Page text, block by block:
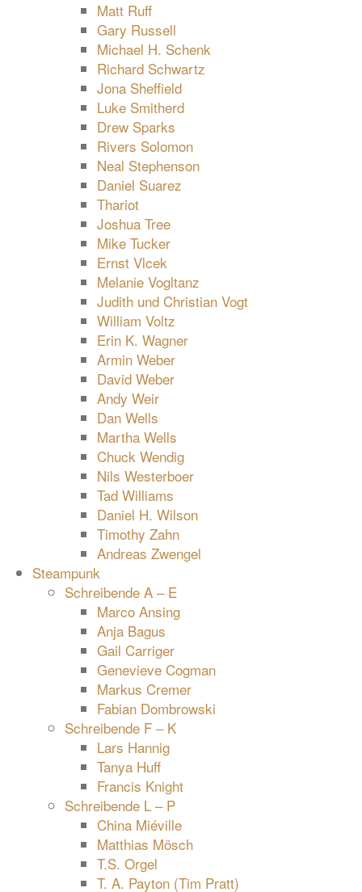
Matt Ruff
Gary Russell
Michael H. Schenk
Richard Schwartz
Jona Sheffield
Luke Smitherd
Drew Sparks
Rivers Solomon
Neal Stephenson
Daniel Suarez
Thariot
Joshua Tree
Mike Tucker
Ernst Vlcek
Melanie Vogltanz
Judith und Christian Vogt
William Voltz
Erin K. Wagner
Armin Weber
David Weber
Andy Weir
Dan Wells
Martha Wells
Chuck Wendig
Nils Westerboer
Tad Williams
Daniel H. Wilson
Timothy Zahn
Andreas Zwengel
Steampunk
Schreibende A – E
Marco Ansing
Anja Bagus
Gail Carriger
Genevieve Cogman
Markus Cremer
Fabian Dombrowski
Schreibende F – K
Lars Hannig
Tanya Huff
Francis Knight
Schreibende L – P
China Miéville
Matthias Mösch
T.S. Orgel
T. A. Payton (Tim Pratt)